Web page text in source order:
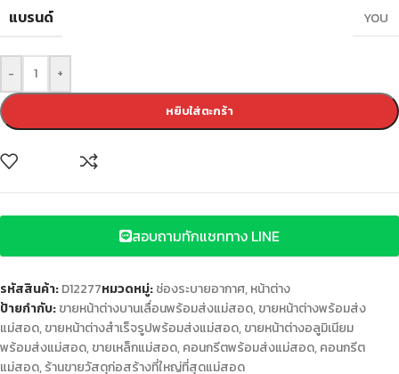
แบรนด์ YOU
- +
หยิบใส่ตะกร้า
สอบถามทักแชททาง LINE
รหัสสินค้า:D12277หมวดหมู่:ช่องระบายอากาศ,หน้าต่าง
ป้ายกำกับ:ขายหน้าต่างบานเลื่อนพร้อมส่งแม่สอด,ขายหน้าต่างพร้อมส่ง
แม่สอด,ขายหน้าต่างสำเร็จรูปพร้อมส่งแม่สอด,ขายหน้าต่างอลูมิเนียม
พร้อมส่งแม่สอด,ขายเหล็กแม่สอด,คอนกรีตพร้อมส่งแม่สอด,คอนกรีต
แม่สอด,ร้านขายวัสดุก่อสร้างที่ใหญ่ที่สุดแม่สอด